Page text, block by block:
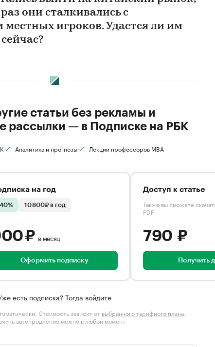
они сталкивались с
местных игроков. Удастся ли им
статьи без рекламы и
рассылки — в Подписке на РБК
Аналитика и прогнозы Лекции профессоров MBA
на год
10 800₽ в год
₽ в месяц
Оформить подписку
Доступ к статье
Также вы сможете
PDF
790 ₽
Получить
есть подписка? Тогда войдите
Стоимость зависит от выбранного тарифного плана.
автопродление можно в любой момент